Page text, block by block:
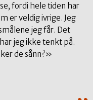
fordi hele tiden har
er veldig ivrige. Jeg
jeg får. Det
jeg ikke tenkt på.
de sånn?»